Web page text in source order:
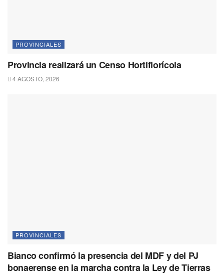
PROVINCIALES
Provincia realizará un Censo Hortiflorícola
4 AGOSTO, 2026
PROVINCIALES
Bianco confirmó la presencia del MDF y del PJ
bonaerense en la marcha contra la Ley de Tierras